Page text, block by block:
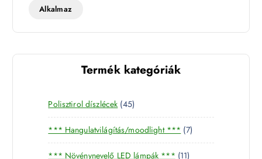
t
Alkalmaz
Termék kategóriák
Polisztirol díszlécek 454
5
t
e
*** Hangulatvilágítás/moodlight *** 77
t
*** Növénynevelő LED lámpák *** 111